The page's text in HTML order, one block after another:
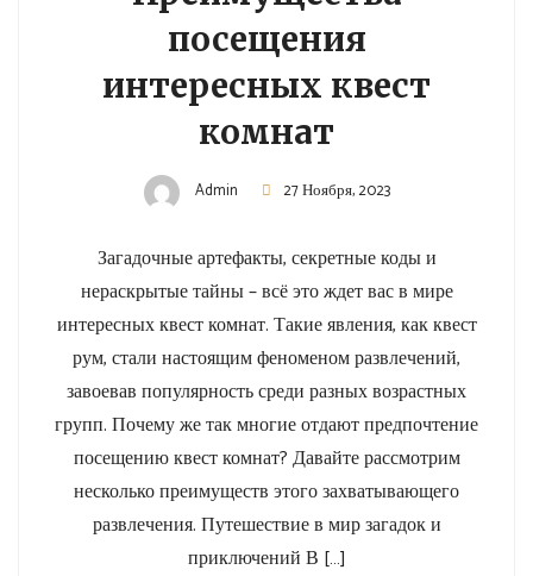
посещения
интересных квест
комнат
Admin 27 Ноября, 2023
Загадочные артефакты, секретные коды и
нераскрытые тайны – всё это ждет вас в мире
интересных квест комнат. Такие явления, как квест
рум, стали настоящим феноменом развлечений,
завоевав популярность среди разных возрастных
групп. Почему же так многие отдают предпочтение
посещению квест комнат? Давайте рассмотрим
несколько преимуществ этого захватывающего
развлечения. Путешествие в мир загадок и
приключений В […]